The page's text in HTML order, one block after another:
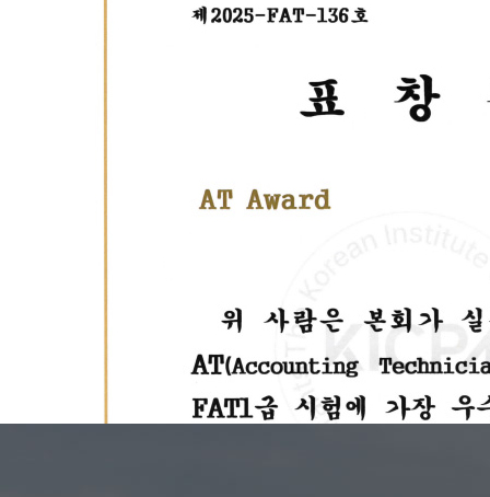
* 구로캠퍼스 훈련생 - [자체시험센터]전산세무회계(회